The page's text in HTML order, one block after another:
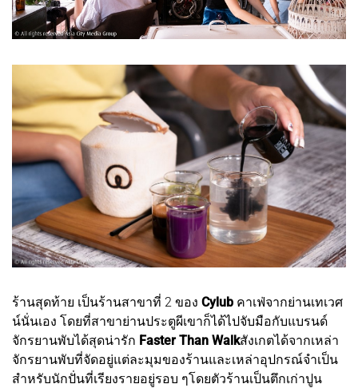
ร้านสุดท้าย เป็นร้านสาขาที่ 2 ของ Cylub คาเฟ่จากย่านเทเวศ
น์นั่นเอง โดยที่สาขาย่านประตูผีเขาก็ได้ไปจับมือกับแบรนด์
จักรยานพับได้สุดน่ารัก Faster Than Walkสังเกตได้จากเหล่า
จักรยานพับที่จัดอยู่แต่ละมุมของร้านและเหล่าอุปกรณ์จำเป็น
สำหรับนักปั่นที่เรียงรายอยู่รอบ ๆโดยตัวร้านเป็นตึกเก่าปูน